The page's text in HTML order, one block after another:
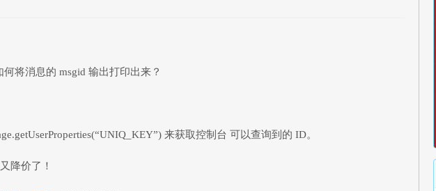
将消息的 msgid 输出打印出来？
来获取控制台 可以查询到的 ID。
降价了！